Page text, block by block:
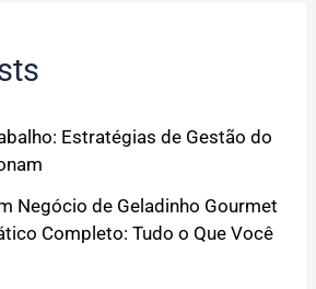
Estratégias de Gestão do
Negócio de Geladinho Gourmet
Completo: Tudo o Que Você